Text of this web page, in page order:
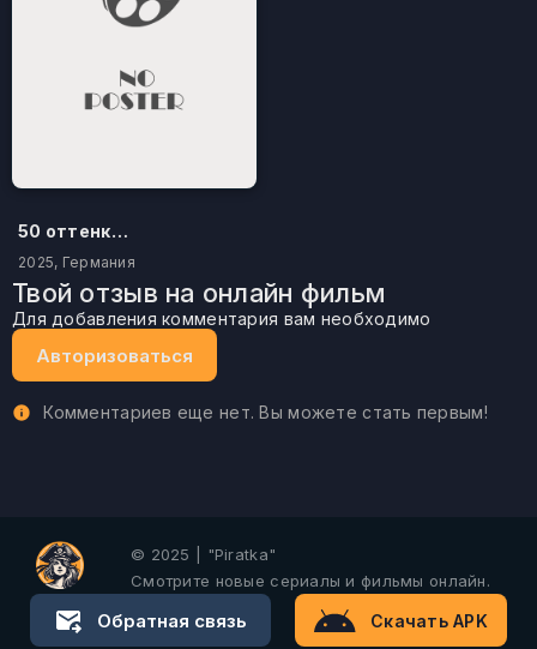
50 оттенков бестселлера
2025, Германия
Твой отзыв на онлайн фильм
Для добавления комментария вам необходимо
Авторизоваться
Комментариев еще нет. Вы можете стать первым!
© 2025 | "Piratka"
Смотрите новые сериалы и фильмы онлайн.
Обратная связь Скачать APK